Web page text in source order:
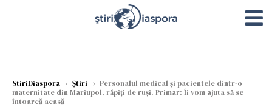
StiriDiaspora › Știri › Personalul medical și pacientele dintr-o
maternitate din Mariupol, răpiți de ruși. Primar: Îi vom ajuta să se
întoarcă acasă